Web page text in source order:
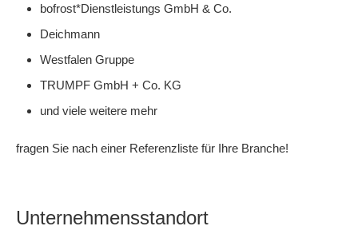
bofrost*Dienstleistungs GmbH & Co.
Deichmann
Westfalen Gruppe
TRUMPF GmbH + Co. KG
und viele weitere mehr
fragen Sie nach einer Referenzliste für Ihre Branche!
Unternehmensstandort